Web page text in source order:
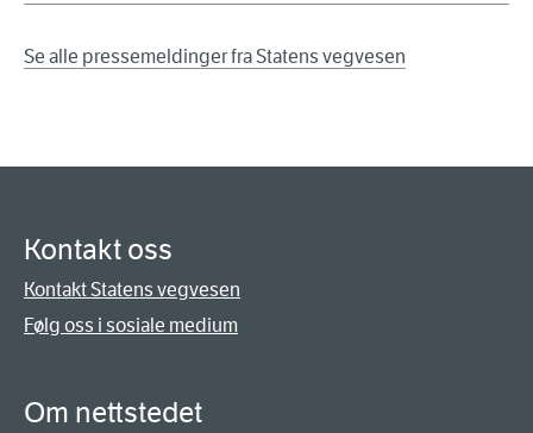
Se alle pressemeldinger fra Statens vegvesen
Kontakt oss
Kontakt Statens vegvesen
Følg oss i sosiale medium
Om nettstedet